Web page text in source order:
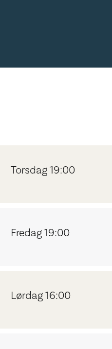
Torsdag 19:00
Fredag 19:00
Lørdag 16:00